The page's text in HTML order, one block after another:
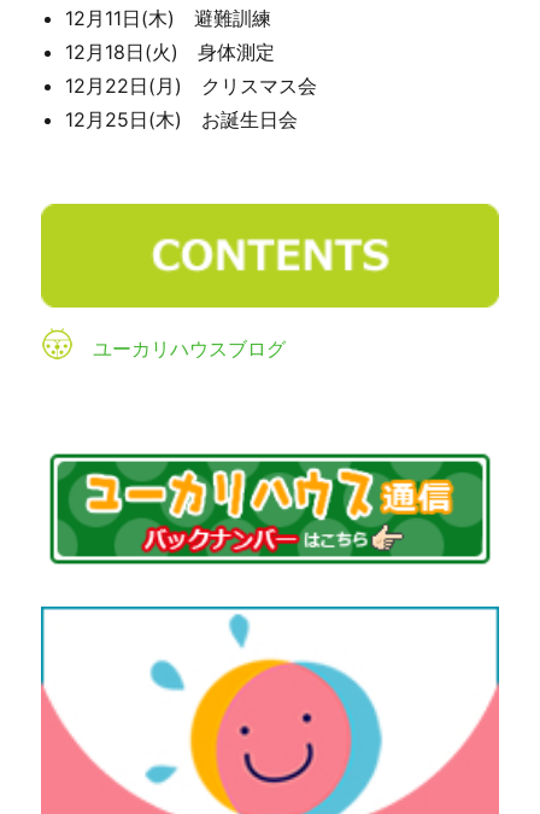
12月11日(木) 避難訓練
12月18日(火) 身体測定
12月22日(月) クリスマス会
12月25日(木) お誕生日会
ユーカリハウスブログ